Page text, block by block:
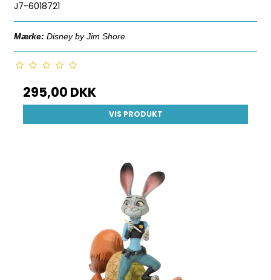
J7-6018721
Mærke: Disney by Jim Shore
295,00 DKK
VIS PRODUKT